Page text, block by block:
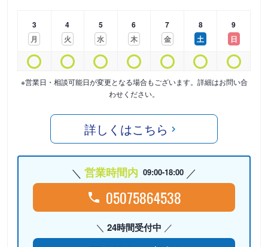
3
月
4
火
5
水
6
木
7
金
8
土
9
日
※営業日・相談可能日が変更となる場合もございます。詳細はお問い合
わせください。
詳しくはこちら
営業時間内 09:00-18:00
05075864538
24時間受付中